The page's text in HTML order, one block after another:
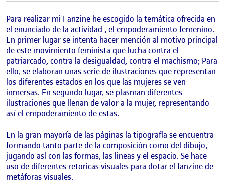
Para realizar mi Fanzine he escogido la temática ofrecida en
el enunciado de la actividad , el empoderamiento femenino.
En primer lugar se intenta hacer mención al motivo principal
de este movimiento feminista que lucha contra el
patriarcado, contra la desigualdad, contra el machismo; Para
ello, se elaboran unas serie de ilustraciones que representan
los diferentes estados en los que las mujeres se ven
inmersas. En segundo lugar, se plasman diferentes
ilustraciones que llenan de valor a la mujer, representando
así el empoderamiento de estas.
En la gran mayoría de las páginas la tipografía se encuentra
formando tanto parte de la composición como del dibujo,
jugando así con las formas, las lineas y el espacio. Se hace
uso de diferentes retoricas visuales para dotar el fanzine de
metáforas visuales.